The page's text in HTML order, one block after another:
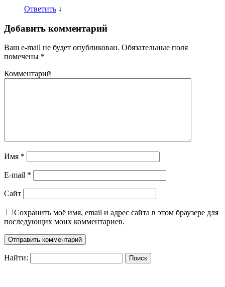
Ответить ↓
Добавить комментарий
Ваш e-mail не будет опубликован. Обязательные поля
помечены *
Комментарий
Имя *
E-mail *
Сайт
Сохранить моё имя, email и адрес сайта в этом браузере для
последующих моих комментариев.
Найти: